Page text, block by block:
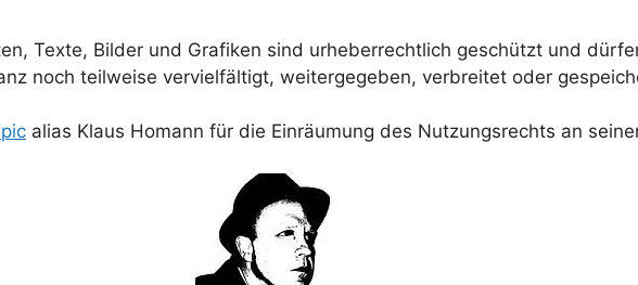
Texte, Bilder und Grafiken sind urheberrechtlich geschützt und
noch teilweise vervielfältigt, weitergegeben, verbreitet oder
alias Klaus Homann für die Einräumung des Nutzungsrechts an